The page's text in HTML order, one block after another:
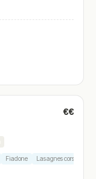
€€
Fiadone Lasagnes corses